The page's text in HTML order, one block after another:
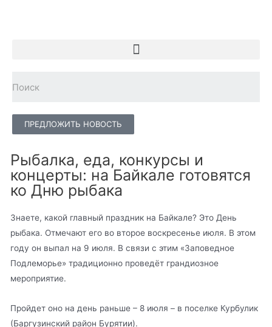
ПРЕДЛОЖИТЬ НОВОСТЬ
Рыбалка, еда, конкурсы и
концерты: на Байкале готовятся
ко Дню рыбака
Знаете, какой главный праздник на Байкале? Это День
рыбака. Отмечают его во второе воскресенье июля. В этом
году он выпал на 9 июля. В связи с этим «Заповедное
Подлеморье» традиционно проведёт грандиозное
мероприятие.
Пройдет оно на день раньше – 8 июля – в поселке Курбулик
(Баргузинский район Бурятии).